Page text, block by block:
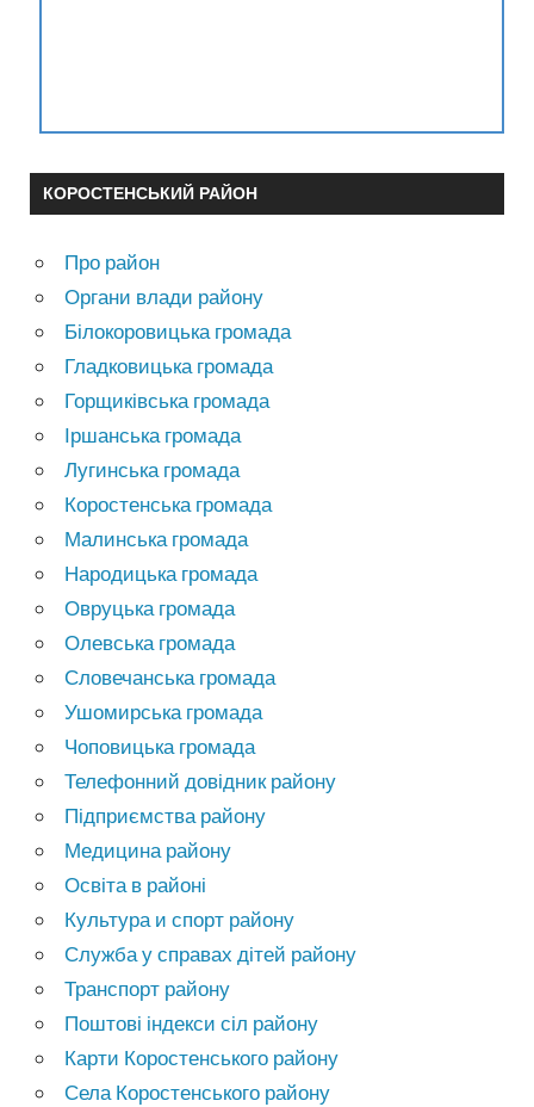
КОРОСТЕНСЬКИЙ РАЙОН
Про район
Органи влади району
Білокоровицька громада
Гладковицька громада
Горщиківська громада
Іршанська громада
Лугинська громада
Коростенська громада
Малинська громада
Народицька громада
Овруцька громада
Олевська громада
Словечанська громада
Ушомирська громада
Чоповицька громада
Телефонний довідник району
Підприємства району
Медицина району
Освіта в районі
Культура и спорт району
Служба у справах дітей району
Транспорт району
Поштові індекси сіл району
Карти Коростенського району
Села Коростенського району